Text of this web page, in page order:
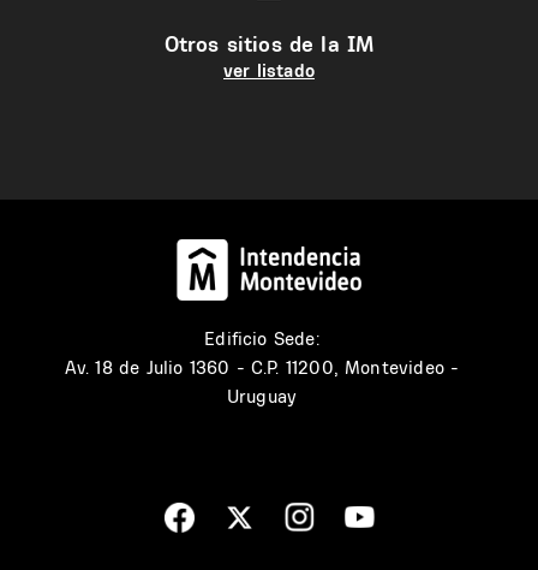
Otros sitios de la IM
ver listado
Edificio Sede:
Av. 18 de Julio 1360 - C.P. 11200, Montevideo -
Uruguay